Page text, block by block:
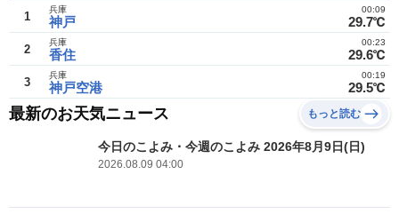
1 神戸
兵庫
29.7℃
00:09
2 香住
兵庫
29.6℃
00:23
3 神戸空港
兵庫
29.5℃
00:19
最新のお天気ニュース もっと読む
今日のこよみ・今週のこよみ 2026年8月9日(日)
2026.08.09 04:00